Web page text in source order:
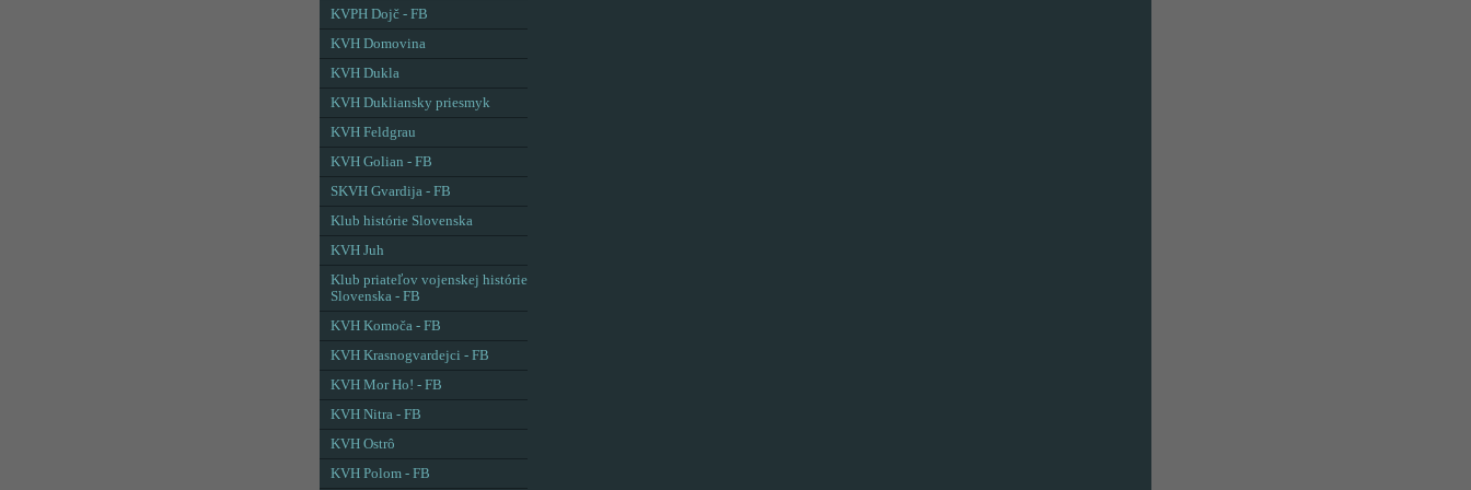
KVPH Dojč - FB
KVH Domovina
KVH Dukla
KVH Dukliansky priesmyk
KVH Feldgrau
KVH Golian - FB
SKVH Gvardija - FB
Klub histórie Slovenska
KVH Juh
Klub priateľov vojenskej histórie
Slovenska - FB
KVH Komoča - FB
KVH Krasnogvardejci - FB
KVH Mor Ho! - FB
KVH Nitra - FB
KVH Ostrô
KVH Polom - FB